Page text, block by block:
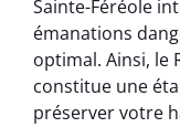
Sainte-Féréole
émanations
optimal. Ainsi, le
constitue une
préserver votre